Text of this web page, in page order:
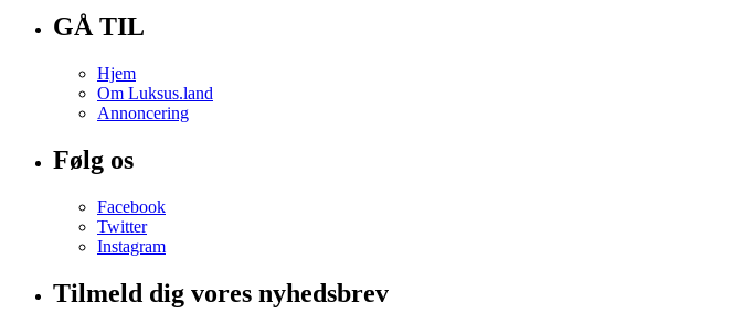
GÅ TIL
Hjem
Om Luksus.land
Annoncering
Følg os
Facebook
Twitter
Instagram
Tilmeld dig vores nyhedsbrev